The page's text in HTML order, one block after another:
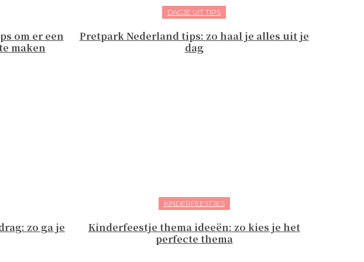
om er een
maken
DAGJE UIT TIPS
Pretpark Nederland tips: zo haal je alles uit je
dag
zo ga je
KINDERFEESTJES
Kinderfeestje thema ideeën: zo kies je het
perfecte thema